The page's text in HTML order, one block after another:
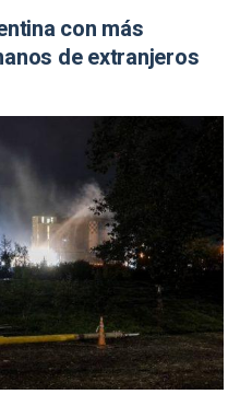
con más
de extranjeros